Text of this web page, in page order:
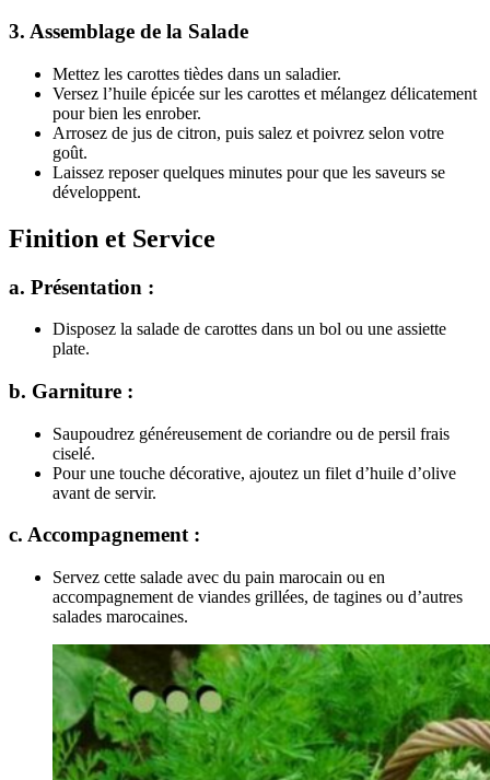
3. Assemblage de la Salade
Mettez les carottes tièdes dans un saladier.
Versez l’huile épicée sur les carottes et mélangez délicatement
pour bien les enrober.
Arrosez de jus de citron, puis salez et poivrez selon votre
goût.
Laissez reposer quelques minutes pour que les saveurs se
développent.
Finition et Service
a. Présentation :
Disposez la salade de carottes dans un bol ou une assiette
plate.
b. Garniture :
Saupoudrez généreusement de coriandre ou de persil frais
ciselé.
Pour une touche décorative, ajoutez un filet d’huile d’olive
avant de servir.
c. Accompagnement :
Servez cette salade avec du pain marocain ou en
accompagnement de viandes grillées, de tagines ou d’autres
salades marocaines.